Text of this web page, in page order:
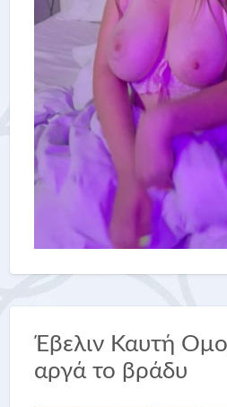
Έβελιν Καυτή
αργά το βράδυ